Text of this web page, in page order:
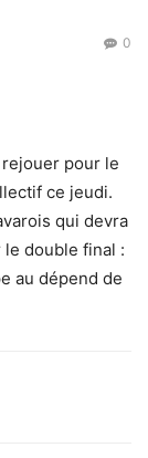
0
pour le
ce jeudi.
qui devra
double final :
au dépend de